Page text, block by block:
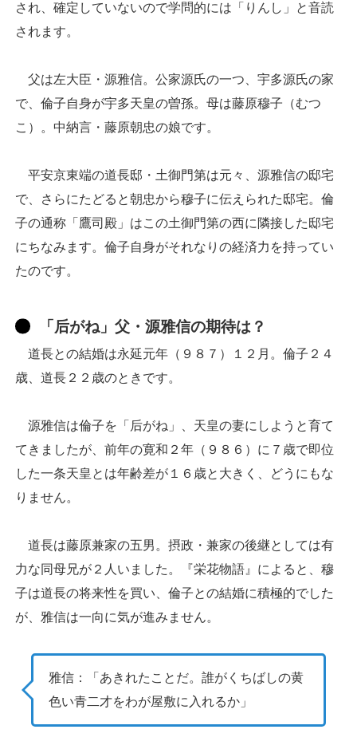
され、確定していないので学問的には「りんし」と音読
されます。
父は左大臣・源雅信。公家源氏の一つ、宇多源氏の家
で、倫子自身が宇多天皇の曽孫。母は藤原穆子（むつ
こ）。中納言・藤原朝忠の娘です。
平安京東端の道長邸・土御門第は元々、源雅信の邸宅
で、さらにたどると朝忠から穆子に伝えられた邸宅。倫
子の通称「鷹司殿」はこの土御門第の西に隣接した邸宅
にちなみます。倫子自身がそれなりの経済力を持ってい
たのです。
「后がね」父・源雅信の期待は？
道長との結婚は永延元年（９８７）１２月。倫子２４
歳、道長２２歳のときです。
源雅信は倫子を「后がね」、天皇の妻にしようと育て
てきましたが、前年の寛和２年（９８６）に７歳で即位
した一条天皇とは年齢差が１６歳と大きく、どうにもな
りません。
道長は藤原兼家の五男。摂政・兼家の後継としては有
力な同母兄が２人いました。『栄花物語』によると、穆
子は道長の将来性を買い、倫子との結婚に積極的でした
が、雅信は一向に気が進みません。
雅信：「あきれたことだ。誰がくちばしの黄
色い青二才をわが屋敷に入れるか」